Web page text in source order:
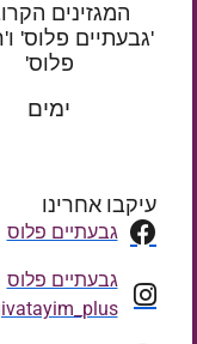
המגזינים
'גבעתיים פלוס'
פלוס'
ימים
עיקבו אחרינו
גבעתיים פלוס
גבעתיים פלוס